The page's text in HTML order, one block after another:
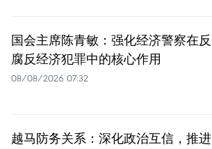
国会主席陈青敏：强化经济警察在反
腐反经济犯罪中的核心作用
08/08/2026 07:32
越马防务关系：深化政治互信，推进